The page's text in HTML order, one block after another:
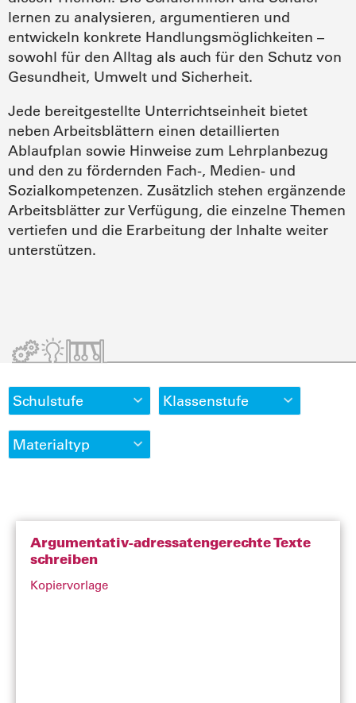
lernen zu analysieren, argumentieren und
entwickeln konkrete Handlungsmöglichkeiten –
sowohl für den Alltag als auch für den Schutz von
Gesundheit, Umwelt und Sicherheit.
Jede bereitgestellte Unterrichtseinheit bietet
neben Arbeitsblättern einen detaillierten
Ablaufplan sowie Hinweise zum Lehrplanbezug
und den zu fördernden Fach-, Medien- und
Sozialkompetenzen. Zusätzlich stehen ergänzende
Arbeitsblätter zur Verfügung, die einzelne Themen
vertiefen und die Erarbeitung der Inhalte weiter
unterstützen.
Schulstufe Klassenstufe
Materialtyp
Argumentativ-adressatengerechte Texte
schreiben
Kopiervorlage